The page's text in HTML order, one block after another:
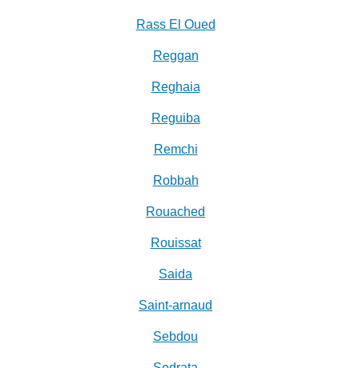
Rass El Oued
Reggan
Reghaia
Reguiba
Remchi
Robbah
Rouached
Rouissat
Saida
Saint-arnaud
Sebdou